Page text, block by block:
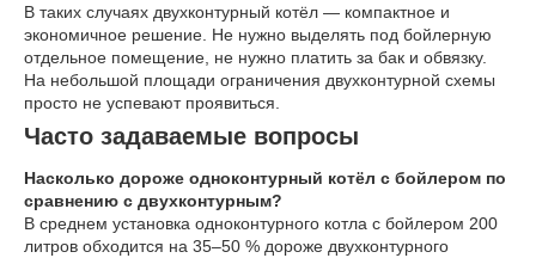
В таких случаях двухконтурный котёл — компактное и
экономичное решение. Не нужно выделять под бойлерную
отдельное помещение, не нужно платить за бак и обвязку.
На небольшой площади ограничения двухконтурной схемы
просто не успевают проявиться.
Часто задаваемые вопросы
Насколько дороже одноконтурный котёл с бойлером по
сравнению с двухконтурным?
В среднем установка одноконтурного котла с бойлером 200
литров обходится на 35–50 % дороже двухконтурного